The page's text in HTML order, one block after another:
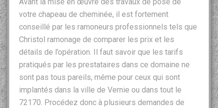
votre chapeau de cheminée, il est fortement
conseillé par les ramoneurs professionnels tels que
Christol ramonage de comparer les prix et les
détails de l’opération. Il faut savoir que les tarifs
pratiqués par les prestataires dans ce domaine ne
sont pas tous pareils, même pour ceux qui sont
implantés dans la ville de Vernie ou dans tout le
72170. Procédez donc à plusieurs demandes de